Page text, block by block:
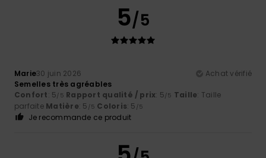
5/5
Marie30 juin 2026
Achat vérifié
Semelles très agréables
Confort: 5/5 Rapport qualité / prix: 5/5 Taille: Taille
parfaite Matière: 5 /5 Coloris: 5 /5
Je recommande ce produit